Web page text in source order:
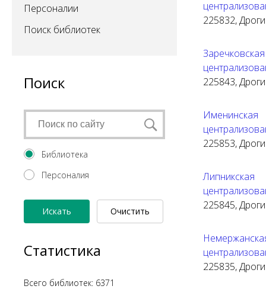
Персоналии
Поиск библиотек
Поиск
Библиотека
Персоналия
Искать
Очистить
Статистика
Всего библиотек: 6371
225832,
225843,
225853,
225845,
225835,